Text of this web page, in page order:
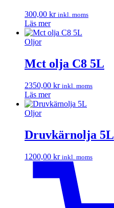
300,00 kr inkl. moms
Läs mer
Oljor
Mct olja C8 5L
2350,00 kr inkl. moms
Läs mer
Oljor
Druvkärnolja 5L
1200,00 kr inkl. moms